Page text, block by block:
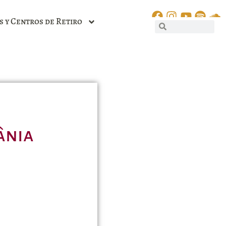
y Centros de Retiro